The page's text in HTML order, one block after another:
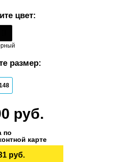
цвет:
размер:
руб.
по
карте
руб.